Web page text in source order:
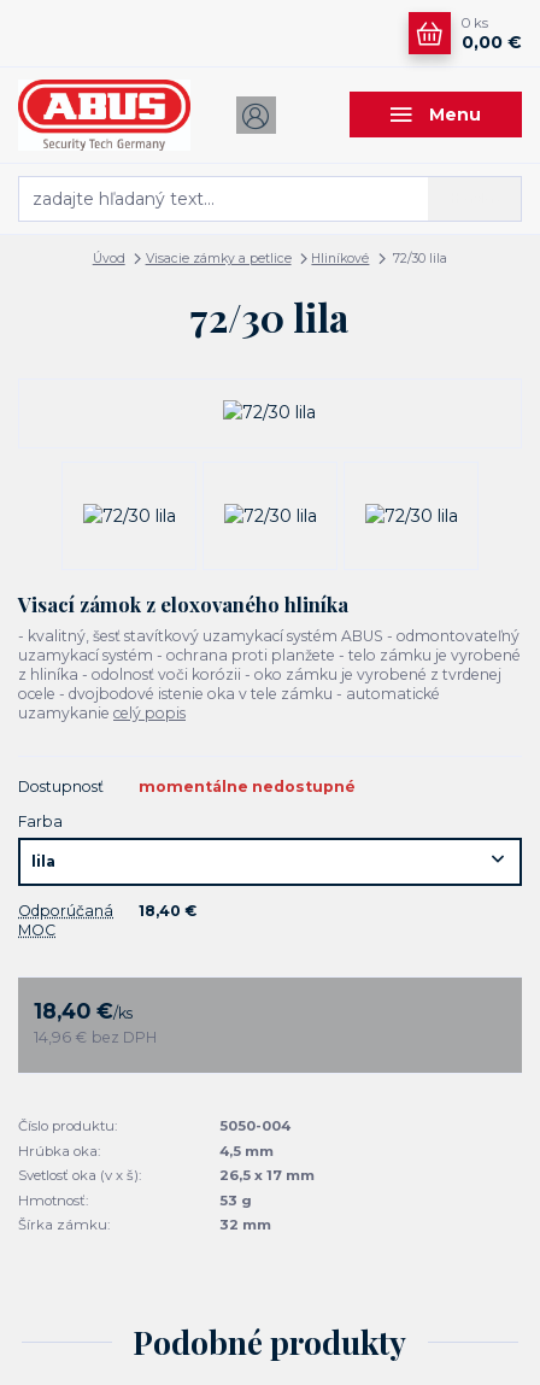
Menu
0 ks
0,00 €
Úvod Visacie zámky a petlice Hliníkové 72/30 lila
72/30 lila
Visací zámok z eloxovaného hliníka
- kvalitný, šesť stavítkový uzamykací systém ABUS - odmontovateľný
uzamykací systém - ochrana proti planžete - telo zámku je vyrobené
z hliníka - odolnosť voči korózii - oko zámku je vyrobené z tvrdenej
ocele - dvojbodové istenie oka v tele zámku - automatické
uzamykanie celý popis
Dostupnosť
momentálne nedostupné
Farba
Odporúčaná
MOC
18,40 €
18,40 €/ks
14,96 € bez DPH
Číslo produktu:
5050-004
Hrúbka oka:
4,5 mm
Svetlosť oka (v x š):
26,5 x 17 mm
Hmotnosť:
53 g
Šírka zámku:
32 mm
Podobné produkty